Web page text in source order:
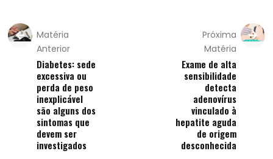
Matéria
Anterior
Diabetes: sede
excessiva ou
perda de peso
inexplicável
são alguns dos
sintomas que
devem ser
investigados
Próxima
Matéria
Exame de alta
sensibilidade
detecta
adenovírus
vinculado à
hepatite aguda
de origem
desconhecida